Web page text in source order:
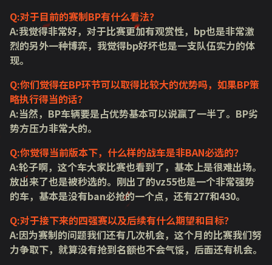
Q:对于目前的赛制BP有什么看法？
A:我觉得非常好，对于比赛更加有观赏性，bp也是非常激
烈的另外一种博弈，我觉得bp好坏也是一支队伍实力的体
现。
Q:你们觉得在BP环节可以取得比较大的优势吗，如果BP策
略执行得当的话？
A:当然，BP车辆要是占优势基本可以说赢了一半了。BP劣
势方压力非常大的。
Q:你觉得当前版本下，什么样的战车是非BAN必选的？
A:轮子啊，这个车大家比赛也看到了，基本上是很难出场。
放出来了也是被秒选的。刚出了的vz55也是一个非常强势
的车，基本是没有ban必抢的一个点，还有277和430。
Q:对于接下来的四强赛以及后续有什么期望和目标？
A:因为赛制的问题我们还有几次机会，这个月的比赛我们努
力争取下，就算没有抢到名额也不会气馁，后面还有机会。